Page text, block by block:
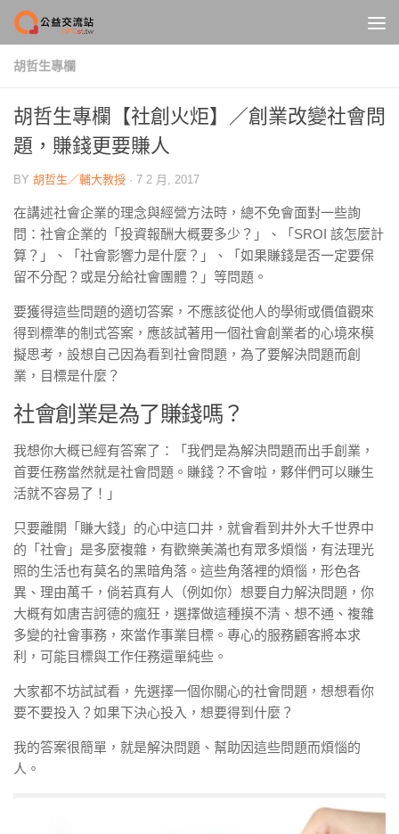
Skip to content
胡哲生專欄
胡哲生專欄【社創火炬】／創業改變社會問
題，賺錢更要賺人
BY 胡哲生／輔大教授 · 7 2 月, 2017
在講述社會企業的理念與經營方法時，總不免會面對一些詢
問：社會企業的「投資報酬大概要多少？」、「SROI 該怎麼計
算？」、「社會影響力是什麼？」、「如果賺錢是否一定要保
留不分配？或是分給社會團體？」等問題。
要獲得這些問題的適切答案，不應該從他人的學術或價值觀來
得到標準的制式答案，應該試著用一個社會創業者的心境來模
擬思考，設想自己因為看到社會問題，為了要解決問題而創
業，目標是什麼？
社會創業是為了賺錢嗎？
我想你大概已經有答案了：「我們是為解決問題而出手創業，
首要任務當然就是社會問題。賺錢？不會啦，夥伴們可以賺生
活就不容易了！」
只要離開「賺大錢」的心中這口井，就會看到井外大千世界中
的「社會」是多麼複雜，有歡樂美滿也有眾多煩惱，有法理光
照的生活也有莫名的黑暗角落。這些角落裡的煩惱，形色各
異、理由萬千，倘若真有人（例如你）想要自力解決問題，你
大概有如唐吉訶德的瘋狂，選擇做這種摸不清、想不通、複雜
多變的社會事務，來當作事業目標。專心的服務顧客將本求
利，可能目標與工作任務還單純些。
大家都不坊試試看，先選擇一個你關心的社會問題，想想看你
要不要投入？如果下決心投入，想要得到什麼？
我的答案很簡單，就是解決問題、幫助因這些問題而煩惱的
人。